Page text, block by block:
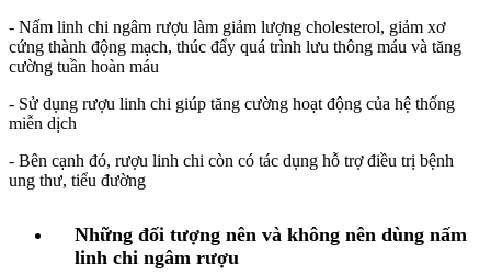
- Nấm linh chi ngâm rượu làm giảm lượng cholesterol, giảm xơ
cứng thành động mạch, thúc đẩy quá trình lưu thông máu và tăng
cường tuần hoàn máu
- Sử dụng rượu linh chi giúp tăng cường hoạt động của hệ thống
miễn dịch
- Bên cạnh đó, rượu linh chi còn có tác dụng hỗ trợ điều trị bệnh
ung thư, tiểu đường
Những đối tượng nên và không nên dùng nấm
linh chi ngâm rượu